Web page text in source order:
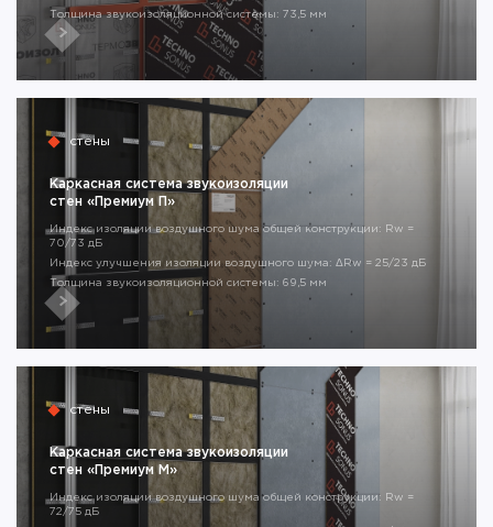
Толщина звукоизоляционной системы: 73,5 мм
стены
Каркасная система звукоизоляции
стен «Премиум П»
Индекс изоляции воздушного шума общей конструкции: Rw =
70/73 дБ
Индекс улучшения изоляции воздушного шума: ΔRw = 25/23 дБ
Толщина звукоизоляционной системы: 69,5 мм
стены
Каркасная система звукоизоляции
стен «Премиум М»
Индекс изоляции воздушного шума общей конструкции: Rw =
72/75 дБ